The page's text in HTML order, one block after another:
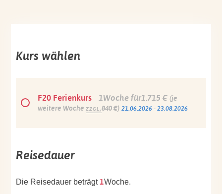
Kurs wählen
F20 Ferienkurs 1Woche für1.715 € (je
weitere Woche zzgl.840 €) 21.06.2026 - 23.08.2026
Reisedauer
Die Reisedauer beträgt1Woche.